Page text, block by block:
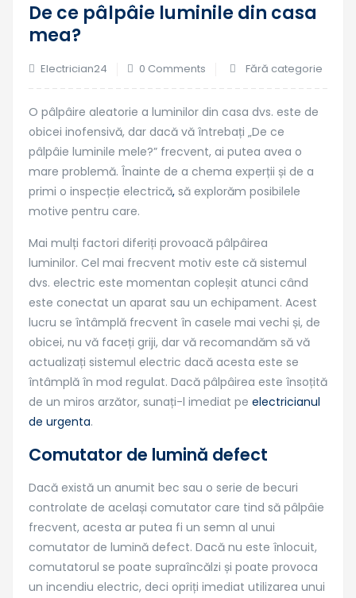
05
De ce pâlpâie luminile din casa
mea?
Electrician24 0 Comments Fără categorie
O pâlpâire aleatorie a luminilor din casa dvs. este de
obicei inofensivă, dar dacă vă întrebați „De ce
pâlpâie luminile mele?” frecvent, ai putea avea o
mare problemă. Înainte de a chema experții și de a
primi o inspecție electrică, să explorăm posibilele
motive pentru care.
Mai mulți factori diferiți provoacă pâlpâirea
luminilor. Cel mai frecvent motiv este că sistemul
dvs. electric este momentan copleșit atunci când
este conectat un aparat sau un echipament. Acest
lucru se întâmplă frecvent în casele mai vechi și, de
obicei, nu vă faceți griji, dar vă recomandăm să vă
actualizați sistemul electric dacă acesta este se
întâmplă în mod regulat. Dacă pâlpâirea este însoțită
de un miros arzător, sunați-l imediat pe electricianul
de urgenta.
Comutator de lumină defect
Dacă există un anumit bec sau o serie de becuri
controlate de același comutator care tind să pâlpâie
frecvent, acesta ar putea fi un semn al unui
comutator de lumină defect. Dacă nu este înlocuit,
comutatorul se poate supraîncălzi și poate provoca
un incendiu electric, deci opriți imediat utilizarea unui